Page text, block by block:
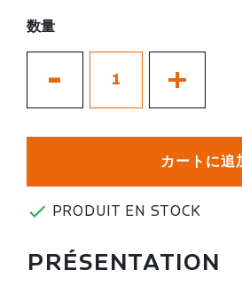
数量
- +
カートに追
 PRODUIT EN STOCK
PRÉSENTATION